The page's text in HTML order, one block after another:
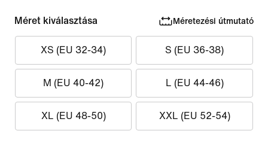
Méret kiválasztása Méretezési útmutató
XS (EU 32-34) S (EU 36-38)
M (EU 40-42) L (EU 44-46)
XL (EU 48-50) XXL (EU 52-54)